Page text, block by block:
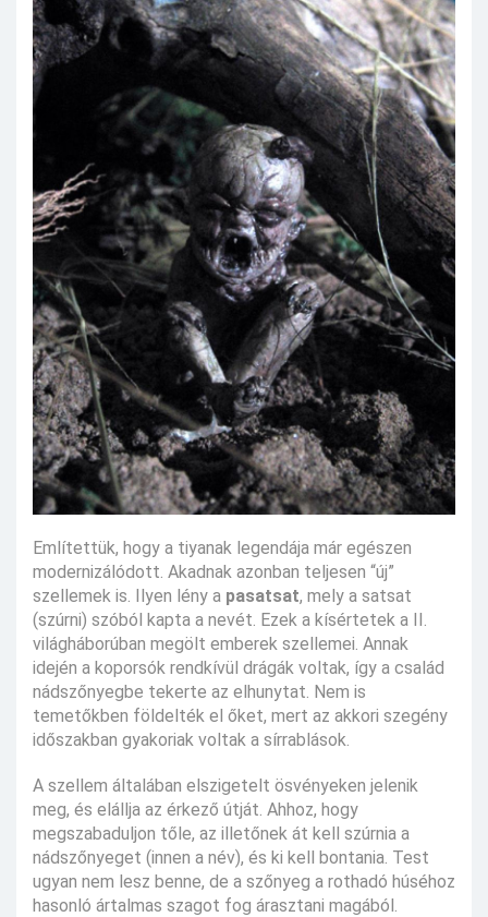
Említettük, hogy a tiyanak legendája már egészen
modernizálódott. Akadnak azonban teljesen “új”
szellemek is. Ilyen lény a pasatsat, mely a satsat
(szúrni) szóból kapta a nevét. Ezek a kísértetek a II.
világháborúban megölt emberek szellemei. Annak
idején a koporsók rendkívül drágák voltak, így a család
nádszőnyegbe tekerte az elhunytat. Nem is
temetőkben földelték el őket, mert az akkori szegény
időszakban gyakoriak voltak a sírrablások.
A szellem általában elszigetelt ösvényeken jelenik
meg, és elállja az érkező útját. Ahhoz, hogy
megszabaduljon tőle, az illetőnek át kell szúrnia a
nádszőnyeget (innen a név), és ki kell bontania. Test
ugyan nem lesz benne, de a szőnyeg a rothadó húséhoz
hasonló ártalmas szagot fog árasztani magából.